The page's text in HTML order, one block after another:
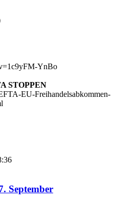
YnBo
STOPPEN
EU-Freihandelsabkommen-
September